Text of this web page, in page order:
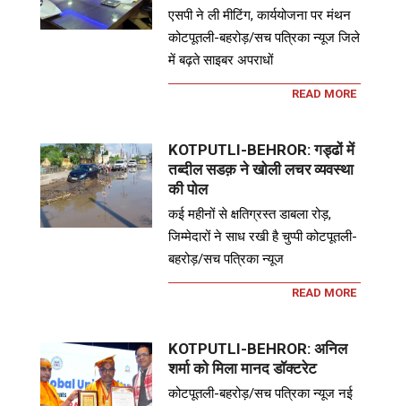
एसपी ने ली मीटिंग, कार्ययोजना पर मंथन
कोटपूतली-बहरोड़/सच पत्रिका न्यूज जिले
में बढ़ते साइबर अपराधों
READ MORE
KOTPUTLI-BEHROR: गड्ढों में
तब्दील सडक़ ने खोली लचर व्यवस्था
की पोल
कई महीनों से क्षतिग्रस्त डाबला रोड़,
जिम्मेदारों ने साध रखी है चुप्पी कोटपूतली-
बहरोड़/सच पत्रिका न्यूज
READ MORE
KOTPUTLI-BEHROR: अनिल
शर्मा को मिला मानद डॉक्टरेट
कोटपूतली-बहरोड़/सच पत्रिका न्यूज नई